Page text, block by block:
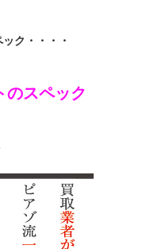
ク・・・・
のスペック